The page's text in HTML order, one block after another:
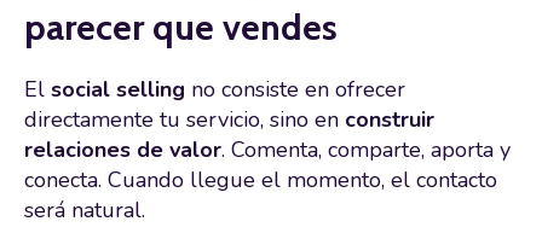
parecer que vendes
El social selling no consiste en ofrecer
directamente tu servicio, sino en construir
relaciones de valor. Comenta, comparte, aporta y
conecta. Cuando llegue el momento, el contacto
será natural.